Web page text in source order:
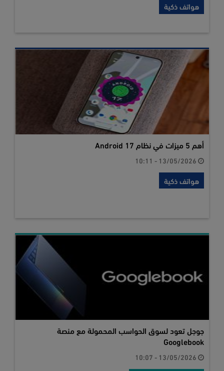
هواتف ذكية
أهم 5 ميزات في نظام Android 17
هواتف ذكية
جوجل تعود لسوق الحواسب المحمولة مع منصة
Googlebook